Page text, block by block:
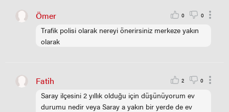
Ömer 0 0
Trafik polisi olarak nereyi önerirsiniz merkeze yakın
olarak
Fatih 2 0
Saray ilçesini 2 yıllık olduğu için düşünüyorum ev
durumu nedir veya Saray a yakın bir yerde de ev